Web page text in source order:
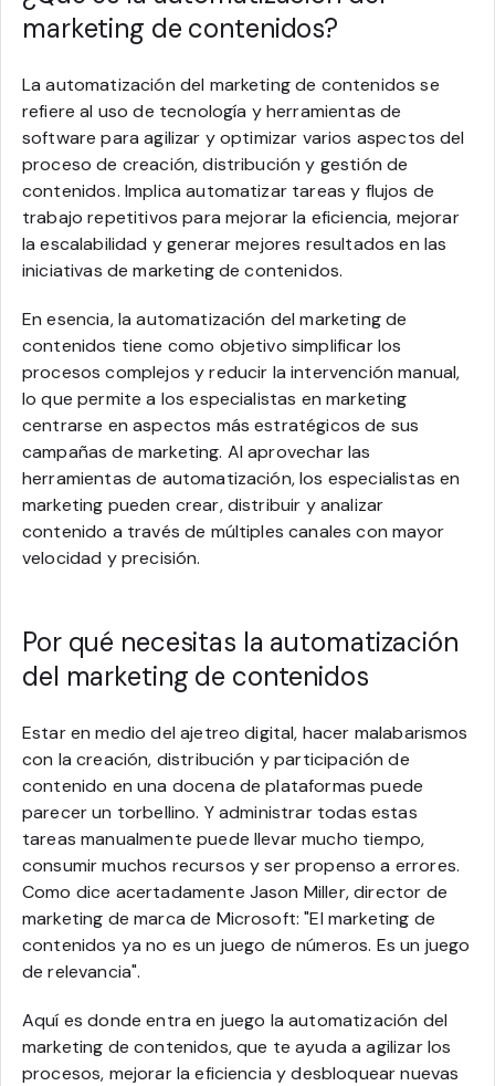
marketing de contenidos?
La automatización del marketing de contenidos se
refiere al uso de tecnología y herramientas de
software para agilizar y optimizar varios aspectos del
proceso de creación, distribución y gestión de
contenidos. Implica automatizar tareas y flujos de
trabajo repetitivos para mejorar la eficiencia, mejorar
la escalabilidad y generar mejores resultados en las
iniciativas de marketing de contenidos.
En esencia, la automatización del marketing de
contenidos tiene como objetivo simplificar los
procesos complejos y reducir la intervención manual,
lo que permite a los especialistas en marketing
centrarse en aspectos más estratégicos de sus
campañas de marketing. Al aprovechar las
herramientas de automatización, los especialistas en
marketing pueden crear, distribuir y analizar
contenido a través de múltiples canales con mayor
velocidad y precisión.
Por qué necesitas la automatización
del marketing de contenidos
Estar en medio del ajetreo digital, hacer malabarismos
con la creación, distribución y participación de
contenido en una docena de plataformas puede
parecer un torbellino. Y administrar todas estas
tareas manualmente puede llevar mucho tiempo,
consumir muchos recursos y ser propenso a errores.
Como dice acertadamente Jason Miller, director de
marketing de marca de Microsoft: "El marketing de
contenidos ya no es un juego de números. Es un juego
de relevancia".
Aquí es donde entra en juego la automatización del
marketing de contenidos, que te ayuda a agilizar los
procesos, mejorar la eficiencia y desbloquear nuevas